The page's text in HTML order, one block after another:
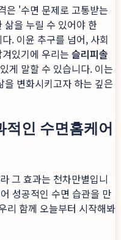
은 '수면 문제로 고통받는
삶을 누릴 수 있어야 한
. 이윤 추구를 넘어, 사회
있기에 우리는 슬리피솔
게 말할 수 있습니다. 이는
변화시키고자 하는 깊은
적인 수면홈케어
그 효과는 천차만별입니
성공적인 수면 습관을 만
리 함께 오늘부터 시작해봐